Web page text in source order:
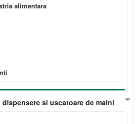
alimentara
si uscatoare de maini